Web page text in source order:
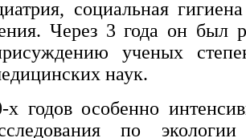
социальная
Через 3 года он был
ученых
наук.
годов особенно
по